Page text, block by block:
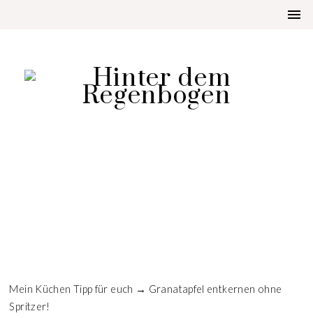
Mein Küchen Tipp für euch → Granatapfel entkernen ohne
Spritzer!